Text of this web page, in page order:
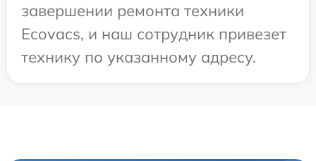
завершении ремонта техники
Ecovacs, и наш сотрудник привезет
технику по указанному адресу.